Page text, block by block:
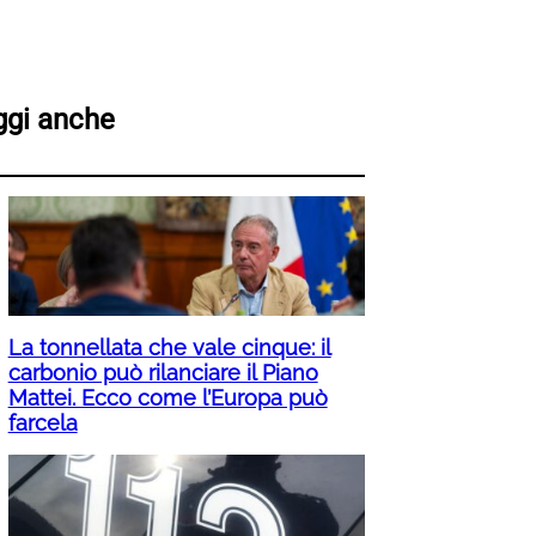
anche
La tonnellata che vale cinque: il
carbonio può rilanciare il Piano
Mattei. Ecco come l’Europa può
farcela